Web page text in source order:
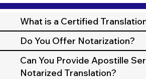
What is a Certified
Do You Offer Notarization?
Can You Provide Apostille
Notarized Translation?